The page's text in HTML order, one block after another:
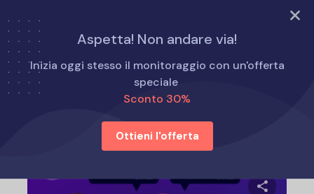
PROVA ORA
Aspetta! Non andare via!
Inizia oggi stesso il monitoraggio con un'offerta
speciale
Sconto 30%
Ottieni l'offerta
Home Come fare per
Come fare per